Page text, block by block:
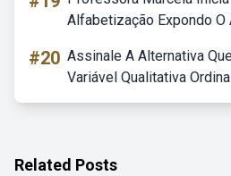
Alfabetização Expondo O
#20 Assinale A Alternativa
Variável Qualitativa
Related Posts